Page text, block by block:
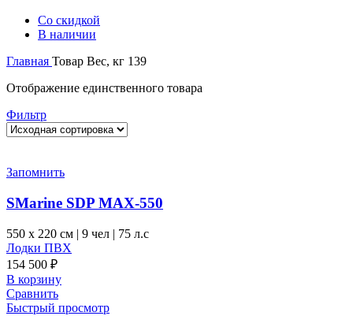
Со скидкой
В наличии
Главная Товар Вес, кг 139
Отображение единственного товара
Фильтр
Запомнить
SMarine SDP MAX-550
550 x 220 см | 9 чел | 75 л.с
Лодки ПВХ
154 500 ₽
В корзину
Сравнить
Быстрый просмотр